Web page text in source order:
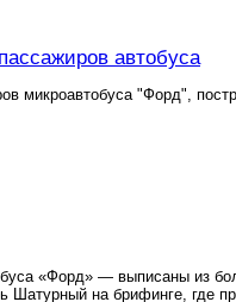
автобуса
микроавтобуса "Форд",
«Форд» — выписаны из
Шатурный на брифинге, где